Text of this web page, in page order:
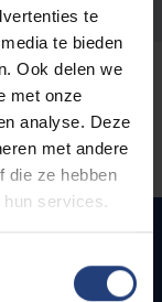
te
te bieden
Ook delen we
met onze
analyse. Deze
met andere
die ze hebben
services.